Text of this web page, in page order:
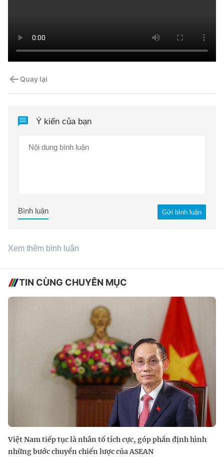
Quay lại
Ý kiến của bạn
Gửi bình luận
Bình luận
Xem thêm bình luận
TIN CÙNG CHUYÊN MỤC
Việt Nam tiếp tục là nhân tố tích cực, góp phần định hình
những bước chuyển chiến lược của ASEAN